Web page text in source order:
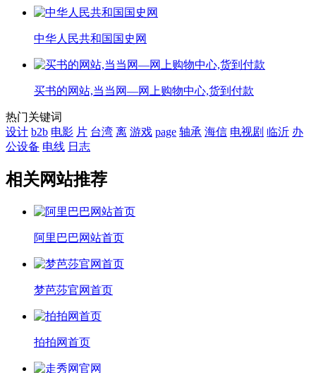
中华人民共和国国史网
买书的网站,当当网—网上购物中心,货到付款
热门关键词
设计 b2b 电影 片 台湾 离 游戏 page 轴承 海信 电视剧 临沂 办
公设备 电线 日志
相关网站推荐
阿里巴巴网站首页
梦芭莎官网首页
拍拍网首页